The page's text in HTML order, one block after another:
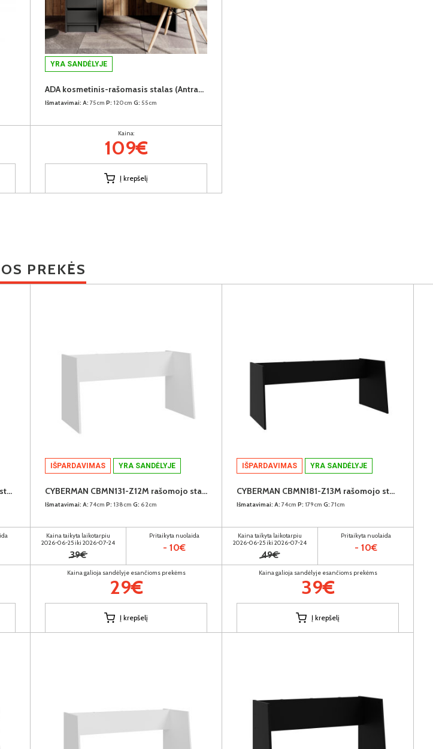
YRA SANDĖLYJE
ADA kosmetinis-rašomasis stalas (Antracyt)
Išmatavimai: A: 75cm P: 120cm G: 55cm
Kaina:
109€
Į krepšelį
PREKĖS
CYBERMAN CBMB132-Z12M rašomojo stalo stalviršis
IŠPARDAVIMAS YRA SANDĖLYJE
CYBERMAN CBMN131-Z12M rašomojo stalo kojos
Išmatavimai: A: 74cm P: 138cm G: 62cm
Kaina taikyta laikotarpiu
2026-06-25 iki 2026-07-24
39€
Pritaikyta nuolaida
- 10€
Kaina galioja sandėlyje esančioms prekėms
29€
Į krepšelį
IŠPARDAVIMAS YRA SANDĖLYJE
CYBERMAN CBMN181-Z13M rašomojo stalo kojos
Išmatavimai: A: 74cm P: 179cm G: 71cm
Kaina taikyta laikotarpiu
2026-06-25 iki 2026-07-24
49€
Pritaikyta nuolaida
- 10€
Kaina galioja sandėlyje esančioms prekėms
39€
Į krepšelį